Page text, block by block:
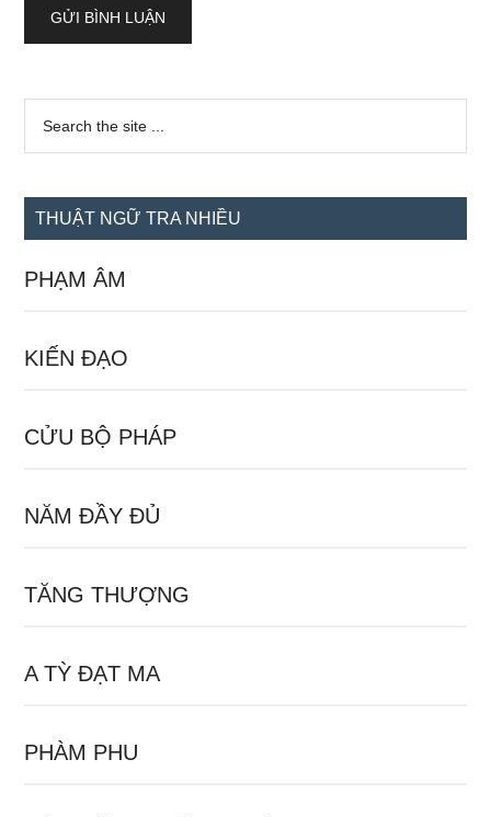
Sidebar
chính
...
THUẬT NGỮ TRA NHIỀU
PHẠM ÂM
KIẾN ĐẠO
CỬU BỘ PHÁP
NĂM ĐẦY ĐỦ
TĂNG THƯỢNG
A TỲ ĐẠT MA
PHÀM PHU